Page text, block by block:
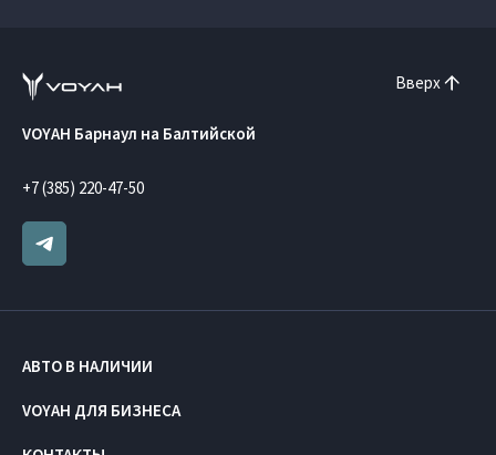
Вверх
VOYAH Барнаул на Балтийской
+7 (385) 220-47-50
АВТО В НАЛИЧИИ
VOYAH ДЛЯ БИЗНЕСА